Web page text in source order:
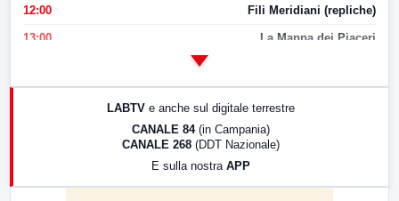
12:00 Fili Meridiani (repliche)
13:00 La Mappa dei Piaceri
LABTV e anche sul digitale terrestre
CANALE 84 (in Campania)
CANALE 268 (DDT Nazionale)
E sulla nostra APP